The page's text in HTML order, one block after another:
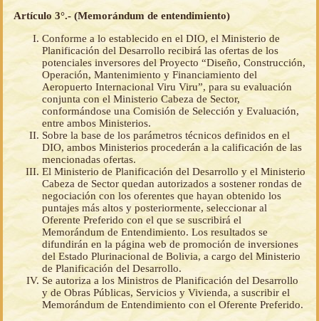
Artículo 3°.- (Memorándum de entendimiento)
Conforme a lo establecido en el DIO, el Ministerio de
Planificación del Desarrollo recibirá las ofertas de los
potenciales inversores del Proyecto “Diseño, Construcción,
Operación, Mantenimiento y Financiamiento del
Aeropuerto Internacional Viru Viru”, para su evaluación
conjunta con el Ministerio Cabeza de Sector,
conformándose una Comisión de Selección y Evaluación,
entre ambos Ministerios.
Sobre la base de los parámetros técnicos definidos en el
DIO, ambos Ministerios procederán a la calificación de las
mencionadas ofertas.
El Ministerio de Planificación del Desarrollo y el Ministerio
Cabeza de Sector quedan autorizados a sostener rondas de
negociación con los oferentes que hayan obtenido los
puntajes más altos y posteriormente, seleccionar al
Oferente Preferido con el que se suscribirá el
Memorándum de Entendimiento. Los resultados se
difundirán en la página web de promoción de inversiones
del Estado Plurinacional de Bolivia, a cargo del Ministerio
de Planificación del Desarrollo.
Se autoriza a los Ministros de Planificación del Desarrollo
y de Obras Públicas, Servicios y Vivienda, a suscribir el
Memorándum de Entendimiento con el Oferente Preferido.